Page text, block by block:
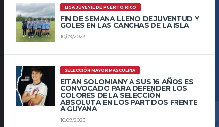
LIGA JUVENIL DE PUERTO RICO
FIN DE SEMANA LLENO DE JUVENTUD Y
GOLES EN LAS CANCHAS DE LA ISLA
10/09/2023
SELECCIÓN MAYOR MASCULINA
EITAN SOLOMIANY A SUS 16 AÑOS ES
CONVOCADO PARA DEFENDER LOS
COLORES DE LA SELECCIÓN
ABSOLUTA EN LOS PARTIDOS FRENTE
A GUYANA
10/09/2023